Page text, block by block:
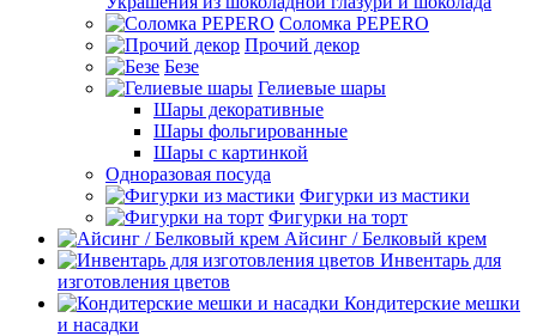
Соломка PEPERO
Прочий декор
Безе
Гелиевые шары
Шары декоративные
Шары фольгированные
Шары с картинкой
Одноразовая посуда
Фигурки из мастики
Фигурки на торт
Айсинг / Белковый крем
Инвентарь для
изготовления цветов
Кондитерские мешки
и насадки